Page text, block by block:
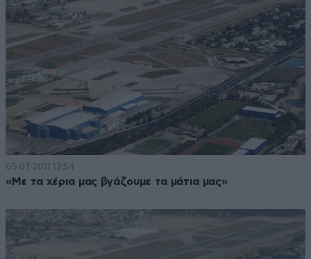
05·07·2011 12:54
«Με τα χέρια μας βγάζουμε τα μάτια μας»